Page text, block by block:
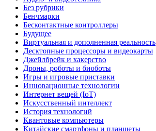
Без рубрики
Бенчмарки
Бесконтактные контроллеры
Будущее
Виртуальная и дополненная реальность
Десктопные процессоры и видеокарты
Джейлбрейк и хакерство
Дроны, роботы и биоботы
Игры и игровые приставки
Инновационные технологии
Интернет вещей (IoT)
Искусственный интеллект
История технологий
Квантовые компьютеры
Китайские смартфоны и планшеты